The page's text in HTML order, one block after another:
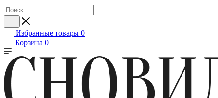
Избранные товары 0
Корзина 0